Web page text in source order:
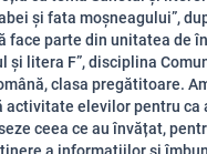
și fata moșneagului”,
face parte din unitatea de
și litera F”, disciplina
clasa pregătitoare.
activitate elevilor pentru ca
ceea ce au învățat,